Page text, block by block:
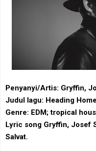
Penyanyi/Artis: Gryffin,
Judul lagu: Heading
Genre: EDM‎; ‎tropical
Lyric song Gryffin, Josef
Salvat.